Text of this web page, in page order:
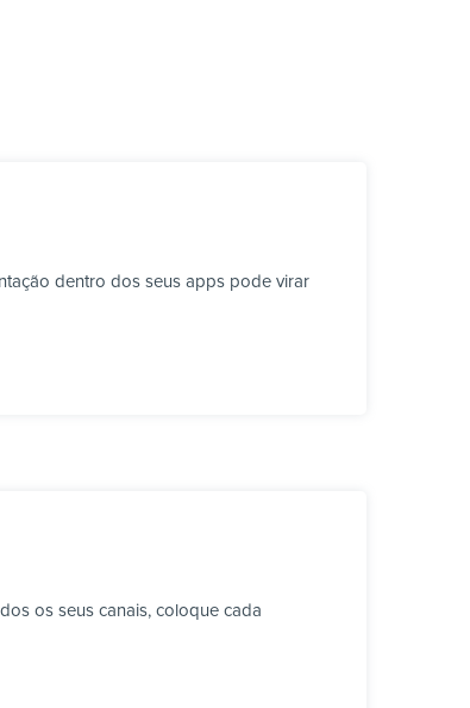
dentro dos seus apps pode virar
os seus canais, coloque cada